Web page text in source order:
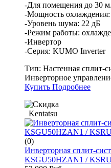
-Для помещения до 30
-Мощность
-Уровень шума: 22 дБ
-Режим работы:
-Инвертор
-Серия: KUMO Inverter
Тип: Настенная сплит-
Инверторное
Купить Подробнее
Kentatsu
(0)
Инверторная сплит-
KSGU50HZAN1 /